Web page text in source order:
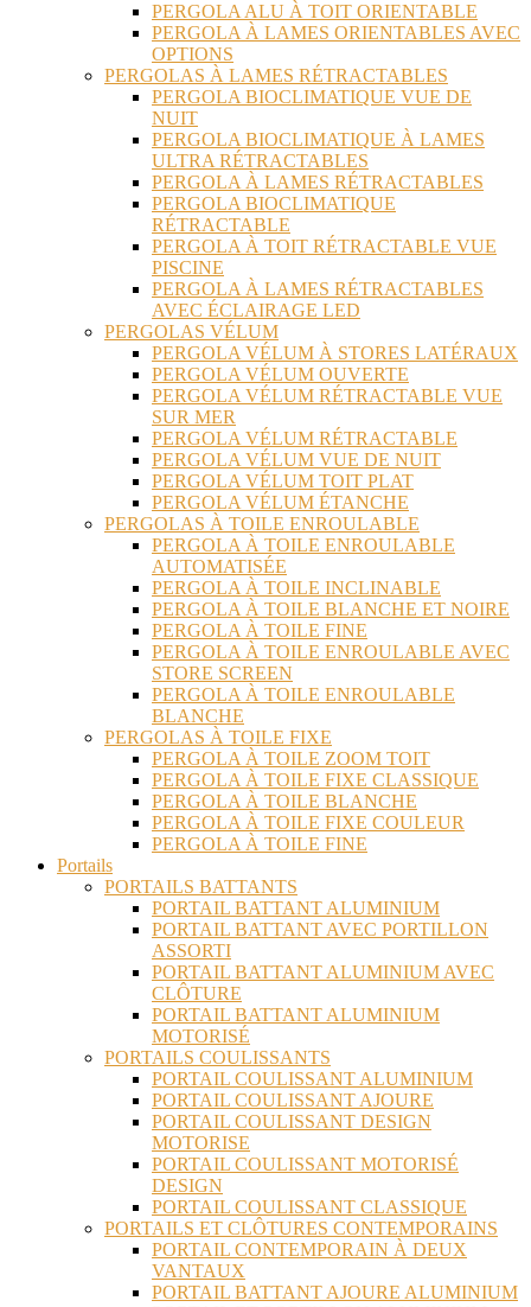
PERGOLA ALU À TOIT ORIENTABLE
PERGOLA À LAMES ORIENTABLES AVEC
OPTIONS
PERGOLAS À LAMES RÉTRACTABLES
PERGOLA BIOCLIMATIQUE VUE DE
NUIT
PERGOLA BIOCLIMATIQUE À LAMES
ULTRA RÉTRACTABLES
PERGOLA À LAMES RÉTRACTABLES
PERGOLA BIOCLIMATIQUE
RÉTRACTABLE
PERGOLA À TOIT RÉTRACTABLE VUE
PISCINE
PERGOLA À LAMES RÉTRACTABLES
AVEC ÉCLAIRAGE LED
PERGOLAS VÉLUM
PERGOLA VÉLUM À STORES LATÉRAUX
PERGOLA VÉLUM OUVERTE
PERGOLA VÉLUM RÉTRACTABLE VUE
SUR MER
PERGOLA VÉLUM RÉTRACTABLE
PERGOLA VÉLUM VUE DE NUIT
PERGOLA VÉLUM TOIT PLAT
PERGOLA VÉLUM ÉTANCHE
PERGOLAS À TOILE ENROULABLE
PERGOLA À TOILE ENROULABLE
AUTOMATISÉE
PERGOLA À TOILE INCLINABLE
PERGOLA À TOILE BLANCHE ET NOIRE
PERGOLA À TOILE FINE
PERGOLA À TOILE ENROULABLE AVEC
STORE SCREEN
PERGOLA À TOILE ENROULABLE
BLANCHE
PERGOLAS À TOILE FIXE
PERGOLA À TOILE ZOOM TOIT
PERGOLA À TOILE FIXE CLASSIQUE
PERGOLA À TOILE BLANCHE
PERGOLA À TOILE FIXE COULEUR
PERGOLA À TOILE FINE
Portails
PORTAILS BATTANTS
PORTAIL BATTANT ALUMINIUM
PORTAIL BATTANT AVEC PORTILLON
ASSORTI
PORTAIL BATTANT ALUMINIUM AVEC
CLÔTURE
PORTAIL BATTANT ALUMINIUM
MOTORISÉ
PORTAILS COULISSANTS
PORTAIL COULISSANT ALUMINIUM
PORTAIL COULISSANT AJOURE
PORTAIL COULISSANT DESIGN
MOTORISE
PORTAIL COULISSANT MOTORISÉ
DESIGN
PORTAIL COULISSANT CLASSIQUE
PORTAILS ET CLÔTURES CONTEMPORAINS
PORTAIL CONTEMPORAIN À DEUX
VANTAUX
PORTAIL BATTANT AJOURE ALUMINIUM